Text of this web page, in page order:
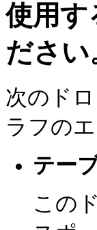
使用す
ださい
次のド
ラフの
テー
この